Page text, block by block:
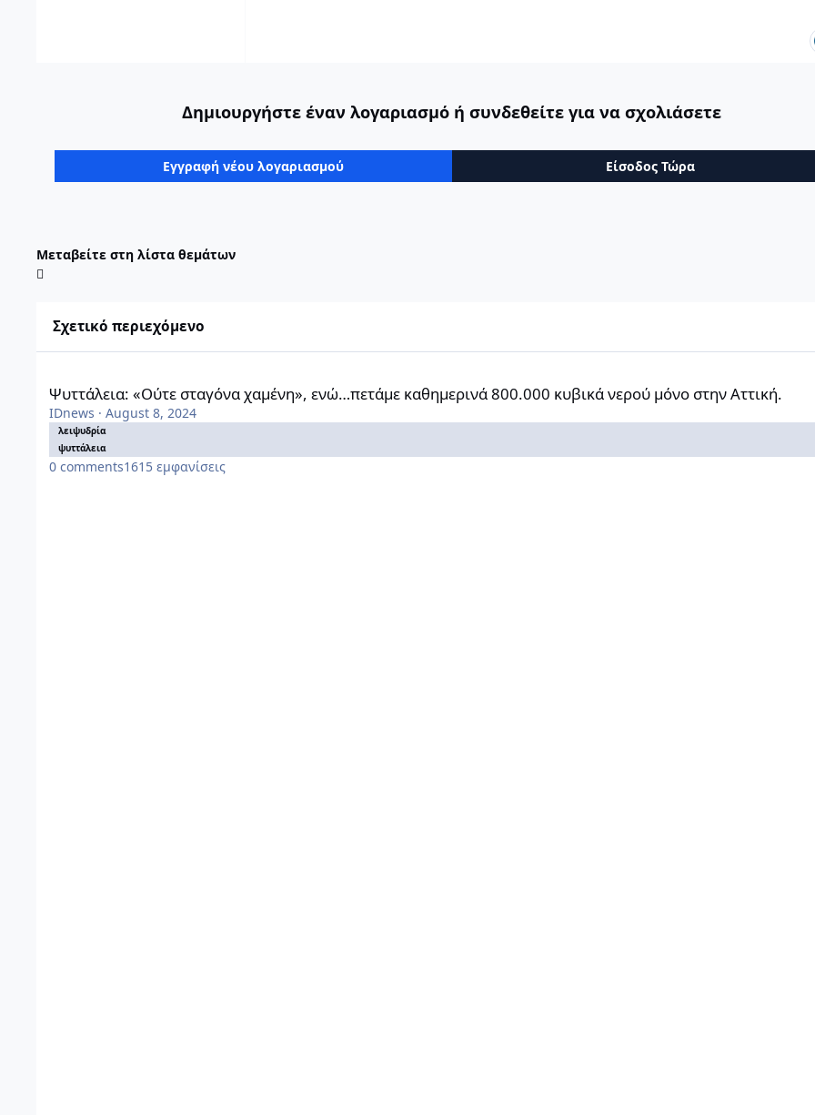
Δημιουργήστε έναν λογαριασμό ή συνδεθείτε για να σχολιάσετε
Εγγραφή νέου λογαριασμού Είσοδος Τώρα
Μεταβείτε στη λίστα θεμάτων
Σχετικό περιεχόμενο
Ψυττάλεια: «Ούτε σταγόνα χαμένη», ενώ…πετάμε καθημερινά 800.000 κυβικά νερού μόνο στην Αττική.
IDnews · August 8, 2024
λειψυδρία
ψυττάλεια
0 comments1615 εμφανίσεις